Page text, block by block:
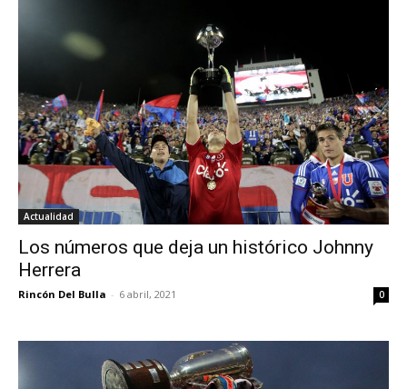
Actualidad
Los números que deja un histórico Johnny
Herrera
Rincón Del Bulla - 6 abril, 2021 0